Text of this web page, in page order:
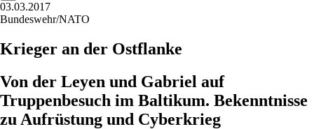
03.03.2017
Bundeswehr/NATO
Krieger an der Ostflanke
Von der Leyen und Gabriel auf
Truppenbesuch im Baltikum. Bekenntnisse
zu Aufrüstung und Cyberkrieg